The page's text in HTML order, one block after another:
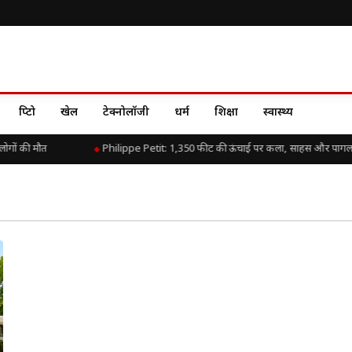
क्रिप्टो खेल टेक्नोलॉजी धर्म शिक्षा स्वास्थ्य
की मौत Philippe Petit: 1,350 फीट की ऊंचाई पर कला, साहस और